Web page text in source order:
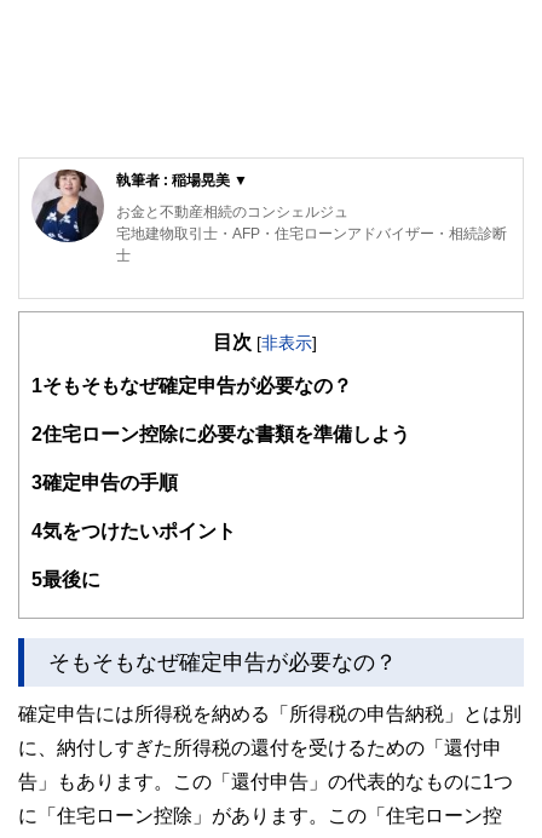
執筆者 : 稲場晃美 ▼
お金と不動産相続のコンシェルジュ
宅地建物取引士・AFP・住宅ローンアドバイザー・相続診断
士
目次 [非表示]
1 そもそもなぜ確定申告が必要なの？
2住宅ローン控除に必要な書類を準備しよう
3確定申告の手順
4気をつけたいポイント
5最後に
そもそもなぜ確定申告が必要なの？
確定申告には所得税を納める「所得税の申告納税」とは別
に、納付しすぎた所得税の還付を受けるための「還付申
告」もあります。この「還付申告」の代表的なものに1つ
に「住宅ローン控除」があります。この「住宅ローン控